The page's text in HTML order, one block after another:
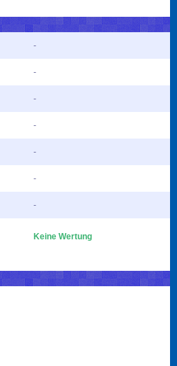
-
-
-
-
-
-
-
Keine Wertung